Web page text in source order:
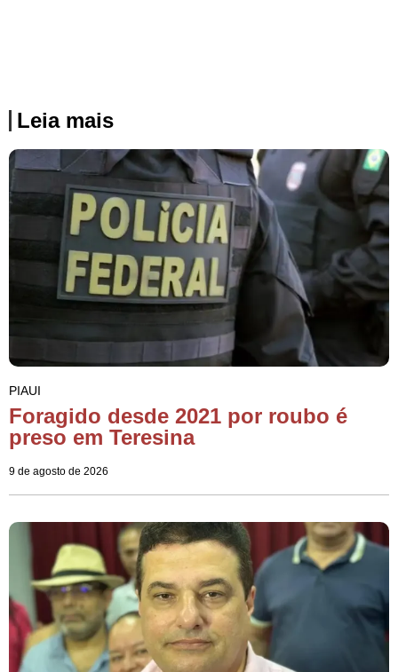
Leia mais
PIAUI
Foragido desde 2021 por roubo é
preso em Teresina
9 de agosto de 2026